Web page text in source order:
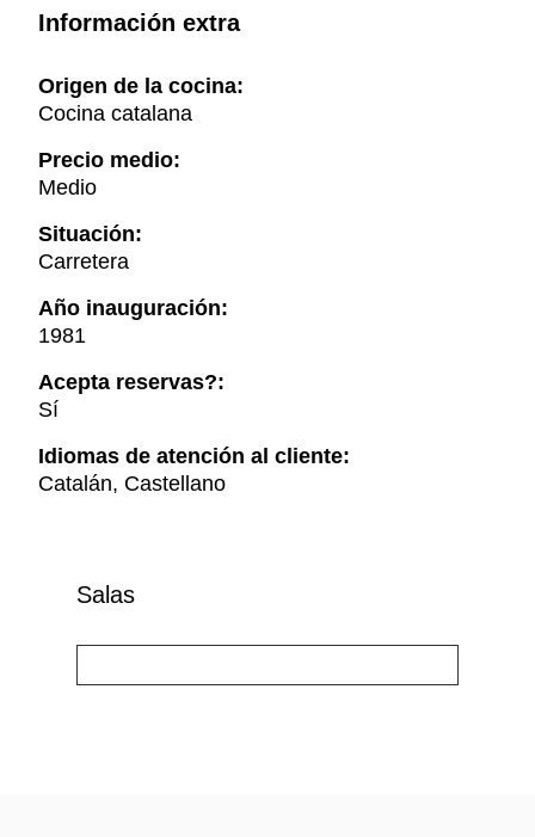
Información extra
Origen de la cocina:
Cocina catalana
Precio medio:
Medio
Situación:
Carretera
Año inauguración:
1981
Acepta reservas?:
Sí
Idiomas de atención al cliente:
Catalán, Castellano
Salas